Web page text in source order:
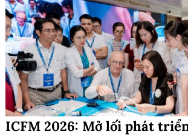
ICFM 2026: Mở lối phát